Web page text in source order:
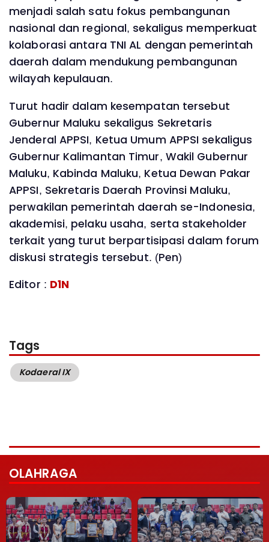
menjadi salah satu fokus pembangunan
nasional dan regional, sekaligus memperkuat
kolaborasi antara TNI AL dengan pemerintah
daerah dalam mendukung pembangunan
wilayah kepulauan.
Turut hadir dalam kesempatan tersebut
Gubernur Maluku sekaligus Sekretaris
Jenderal APPSI, Ketua Umum APPSI sekaligus
Gubernur Kalimantan Timur, Wakil Gubernur
Maluku, Kabinda Maluku, Ketua Dewan Pakar
APPSI, Sekretaris Daerah Provinsi Maluku,
perwakilan pemerintah daerah se-Indonesia,
akademisi, pelaku usaha, serta stakeholder
terkait yang turut berpartisipasi dalam forum
diskusi strategis tersebut. (Pen)
Editor : D1N
Tags
Kodaeral IX
OLAHRAGA